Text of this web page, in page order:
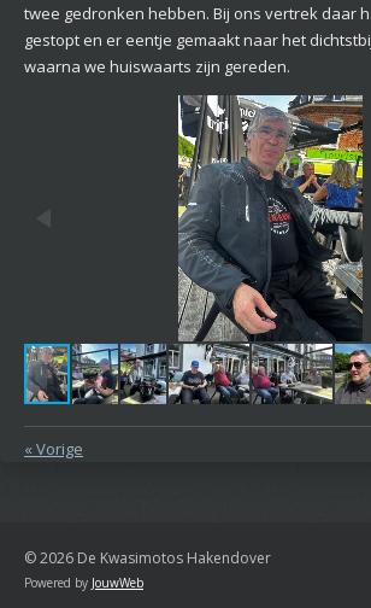
twee gedronken hebben. Bij ons vertrek daar
gestopt en er eentje gemaakt naar het
waarna we huiswaarts zijn gereden.
« Vorige
© 2026 De Kwasimotos Hakendover
Powered by JouwWeb